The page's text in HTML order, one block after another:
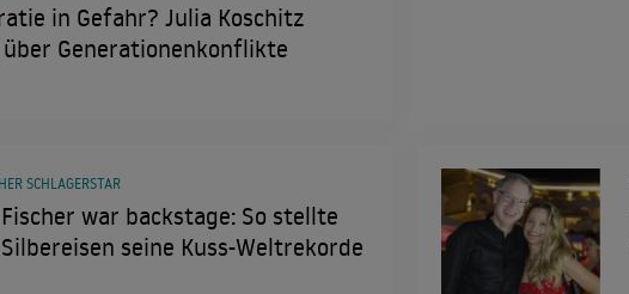
in Gefahr? Julia Koschitz
Generationenkonflikte
war backstage: So stellte
seine Kuss-Weltrekorde
SCHLAGERSTAR